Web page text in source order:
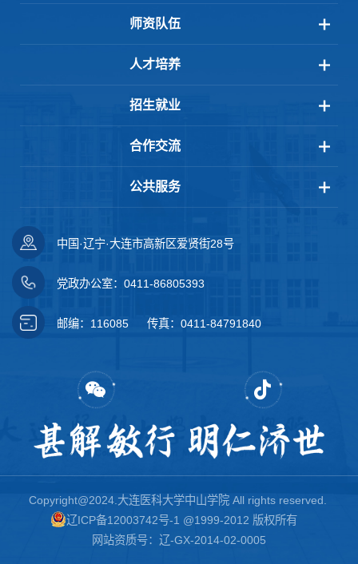
师资队伍
人才培养
招生就业
合作交流
公共服务
中国·辽宁·大连市高新区爱贤街28号
党政办公室：0411-86805393
邮编：116085 传真：0411-84791840
Copyright@2024.大连医科大学中山学院 All rights reserved.
辽ICP备12003742号-1 @1999-2012 版权所有
网站资质号：辽-GX-2014-02-0005